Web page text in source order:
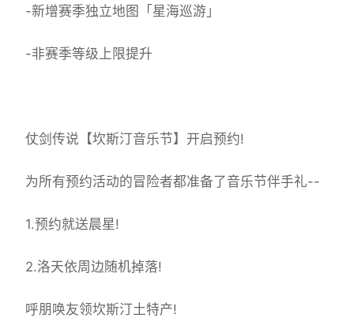
-新增赛季独立地图「星海巡游」
-非赛季等级上限提升
仗剑传说【坎斯汀音乐节】开启预约!
为所有预约活动的冒险者都准备了音乐节伴手礼--
1.预约就送晨星!
2.洛天依周边随机掉落!
呼朋唤友领坎斯汀土特产!